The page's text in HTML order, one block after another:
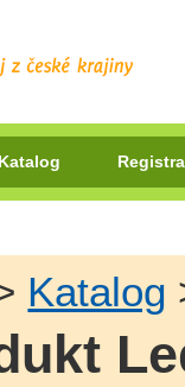
Katalog
Katalog